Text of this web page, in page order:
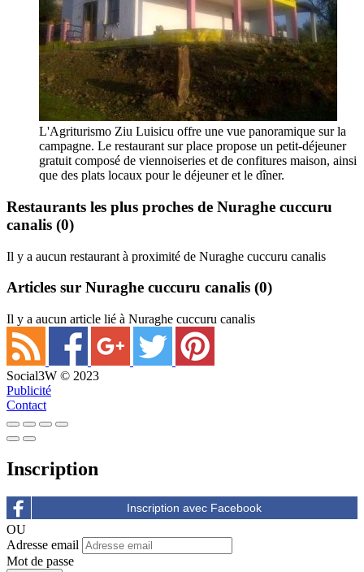
L'Agriturismo Ziu Luisicu offre une vue panoramique sur la
campagne. Le restaurant sur place propose un petit-déjeuner
gratuit composé de viennoiseries et de confitures maison, ainsi
que des plats locaux pour le déjeuner et le dîner.
Restaurants les plus proches de Nuraghe cuccuru
canalis (0)
Il y a aucun restaurant à proximité de Nuraghe cuccuru canalis
Articles sur Nuraghe cuccuru canalis (0)
Il y a aucun article lié à Nuraghe cuccuru canalis
Social3W © 2023
Publicité
Contact
Inscription
OU
Adresse email
Mot de passe